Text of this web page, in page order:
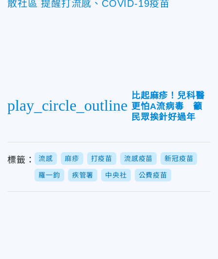
散社區 提醒打流感、COVID-19疫苗
play_circle_outline
比起麻疹！兒科醫
更怕A流病毒 籲
民眾挨針好過年
標籤： 流感 麻疹 打疫苗 流感疫苗 新冠疫苗
羅一鈞 疾管署 中央社 公費疫苗